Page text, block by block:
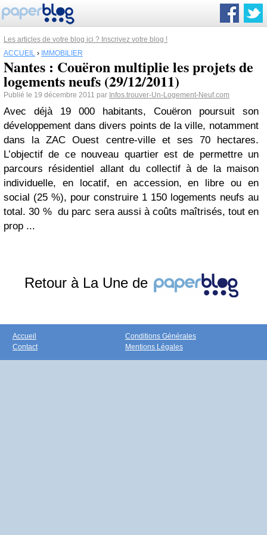
Les articles de votre blog ici ? Inscrivez votre blog !
ACCUEIL › IMMOBILIER
Nantes : Couëron multiplie les projets de
logements neufs (29/12/2011)
Publié le 19 décembre 2011 par Infos.trouver-Un-Logement-Neuf.com
Avec déjà 19 000 habitants, Couëron poursuit son
développement dans divers points de la ville, notamment
dans la ZAC Ouest centre-ville et ses 70 hectares.
L’objectif de ce nouveau quartier est de permettre un
parcours résidentiel allant du collectif à de la maison
individuelle, en locatif, en accession, en libre ou en
social (25 %), pour construire 1 150 logements neufs au
total. 30 % du parc sera aussi à coûts maîtrisés, tout en
prop ...
Retour à La Une de
Accueil
Contact
Conditions Générales
Mentions Légales